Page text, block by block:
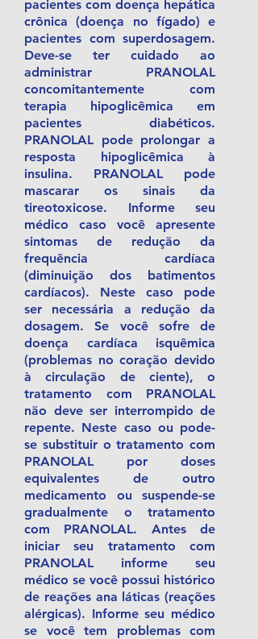
pacientes com doença hepática
crônica (doença no fígado) e
pacientes com superdosagem.
Deve-se ter cuidado ao
administrar PRANOLAL
concomitantemente com
terapia hipoglicêmica em
pacientes diabéticos.
PRANOLAL pode prolongar a
resposta hipoglicêmica à
insulina. PRANOLAL pode
mascarar os sinais da
tireotoxicose. Informe seu
médico caso você apresente
sintomas de redução da
frequência cardíaca
(diminuição dos batimentos
cardíacos). Neste caso pode
ser necessária a redução da
dosagem. Se você sofre de
doença cardíaca isquêmica
(problemas no coração devido
à circulação de ciente), o
tratamento com PRANOLAL
não deve ser interrompido de
repente. Neste caso ou pode-
se substituir o tratamento com
PRANOLAL por doses
equivalentes de outro
medicamento ou suspende-se
gradualmente o tratamento
com PRANOLAL. Antes de
iniciar seu tratamento com
PRANOLAL informe seu
médico se você possui histórico
de reações ana láticas (reações
alérgicas). Informe seu médico
se você tem problemas com